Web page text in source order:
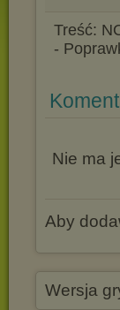
Treść:
-
Nie ma
Aby
Wersja